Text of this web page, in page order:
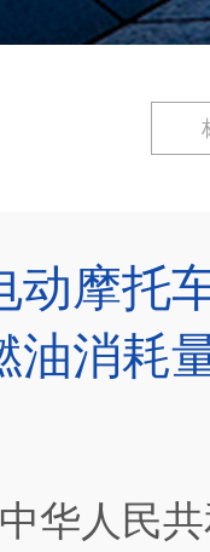
动摩托
油消耗
华人民